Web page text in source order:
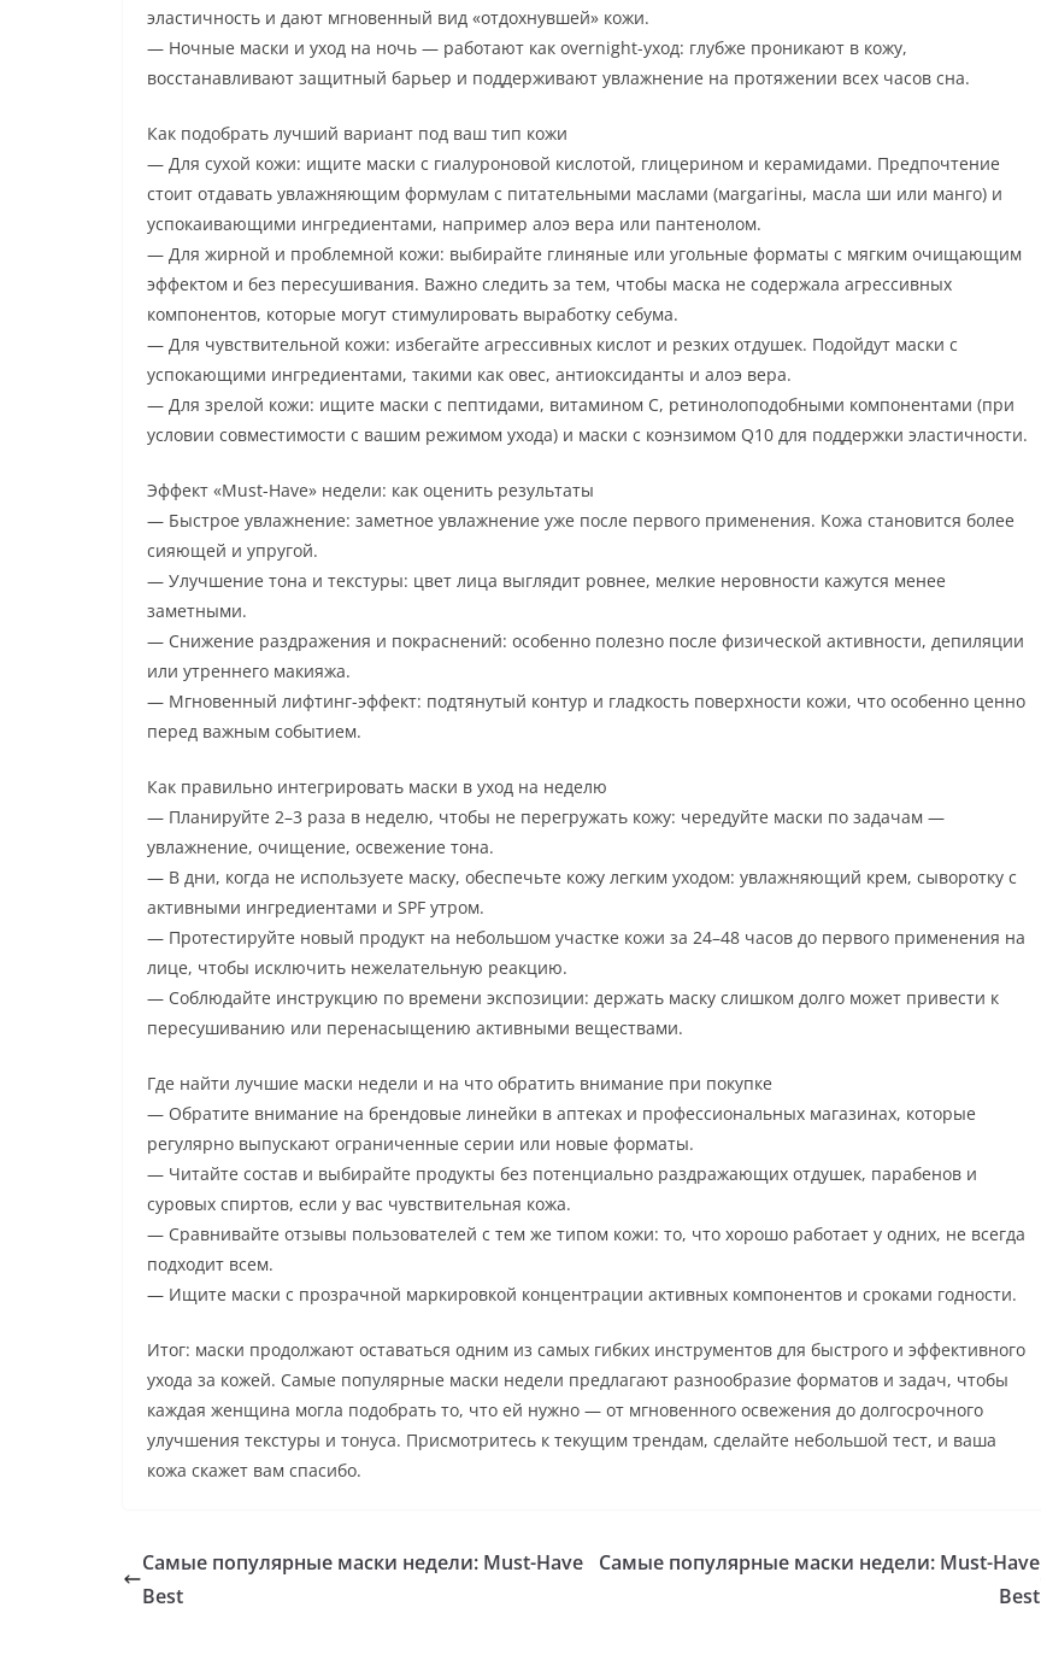
эластичность и дают мгновенный вид «отдохнувшей» кожи.
— Ночные маски и уход на ночь — работают как overnight-уход: глубже проникают в кожу,
восстанавливают защитный барьер и поддерживают увлажнение на протяжении всех часов сна.
Как подобрать лучший вариант под ваш тип кожи
— Для сухой кожи: ищите маски с гиалуроновой кислотой, глицерином и керамидами. Предпочтение
стоит отдавать увлажняющим формулам с питательными маслами (мargariны, масла ши или манго) и
успокаивающими ингредиентами, например алоэ вера или пантенолом.
— Для жирной и проблемной кожи: выбирайте глиняные или угольные форматы с мягким очищающим
эффектом и без пересушивания. Важно следить за тем, чтобы маска не содержала агрессивных
компонентов, которые могут стимулировать выработку себума.
— Для чувствительной кожи: избегайте агрессивных кислот и резких отдушек. Подойдут маски с
успокающими ингредиентами, такими как овес, антиоксиданты и алоэ вера.
— Для зрелой кожи: ищите маски с пептидами, витамином C, ретинолоподобными компонентами (при
условии совместимости с вашим режимом ухода) и маски с коэнзимом Q10 для поддержки эластичности.
Эффект «Must-Have» недели: как оценить результаты
— Быстрое увлажнение: заметное увлажнение уже после первого применения. Кожа становится более
сияющей и упругой.
— Улучшение тона и текстуры: цвет лица выглядит ровнее, мелкие неровности кажутся менее
заметными.
— Снижение раздражения и покраснений: особенно полезно после физической активности, депиляции
или утреннего макияжа.
— Мгновенный лифтинг-эффект: подтянутый контур и гладкость поверхности кожи, что особенно ценно
перед важным событием.
Как правильно интегрировать маски в уход на неделю
— Планируйте 2–3 раза в неделю, чтобы не перегружать кожу: чередуйте маски по задачам —
увлажнение, очищение, освежение тона.
— В дни, когда не используете маску, обеспечьте кожу легким уходом: увлажняющий крем, сыворотку с
активными ингредиентами и SPF утром.
— Протестируйте новый продукт на небольшом участке кожи за 24–48 часов до первого применения на
лице, чтобы исключить нежелательную реакцию.
— Соблюдайте инструкцию по времени экспозиции: держать маску слишком долго может привести к
пересушиванию или перенасыщению активными веществами.
Где найти лучшие маски недели и на что обратить внимание при покупке
— Обратите внимание на брендовые линейки в аптеках и профессиональных магазинах, которые
регулярно выпускают ограниченные серии или новые форматы.
— Читайте состав и выбирайте продукты без потенциально раздражающих отдушек, парабенов и
суровых спиртов, если у вас чувствительная кожа.
— Сравнивайте отзывы пользователей с тем же типом кожи: то, что хорошо работает у одних, не всегда
подходит всем.
— Ищите маски с прозрачной маркировкой концентрации активных компонентов и сроками годности.
Итог: маски продолжают оставаться одним из самых гибких инструментов для быстрого и эффективного
ухода за кожей. Самые популярные маски недели предлагают разнообразие форматов и задач, чтобы
каждая женщина могла подобрать то, что ей нужно — от мгновенного освежения до долгосрочного
улучшения текстуры и тонуса. Присмотритесь к текущим трендам, сделайте небольшой тест, и ваша
кожа скажет вам спасибо.
Самые популярные маски недели: Must-Have
Best
Самые популярные маски недели: Must-Have
Best